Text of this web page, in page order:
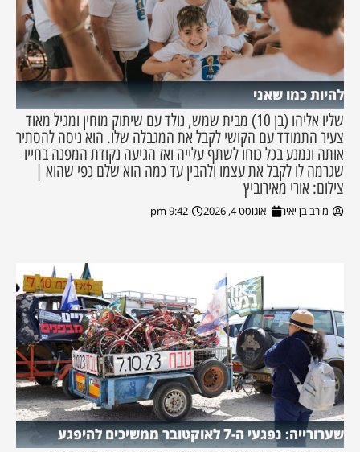
להיות כמו שאני
שליו אליהו (בן 10) מבית שמש, נולד עם שיתוק מוחין ומגיל מאוד
צעיר התמודד עם הקושי לקבל את המגבלה שלו. הוא ניסה להסתיר
אותה ונמנע בכל כוחו לשתף עלייה ואז הגיעה נקודת המפנה בחייו
שגרמה לו לקבל את עצמו ולהבין עד כמה הוא שלם כפי שהוא |
צילום: אורי מאירוביץ
מירב בן יאיר אוגוסט 4, 2026 9:42 pm
שערורייה: נפגעי ה-7 לאוקטובר ממשיכים להיפגע